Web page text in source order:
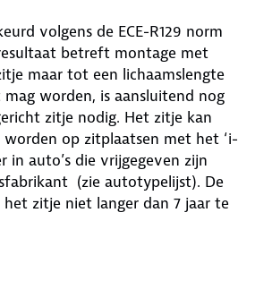
volgens de ECE-R129 norm
betreft montage met
maar tot een lichaamslengte
worden, is aansluitend nog
zitje nodig. Het zitje kan
op zitplaatsen met het ‘i-
in auto’s die vrijgegeven zijn
(zie autotypelijst). De
zitje niet langer dan 7 jaar te